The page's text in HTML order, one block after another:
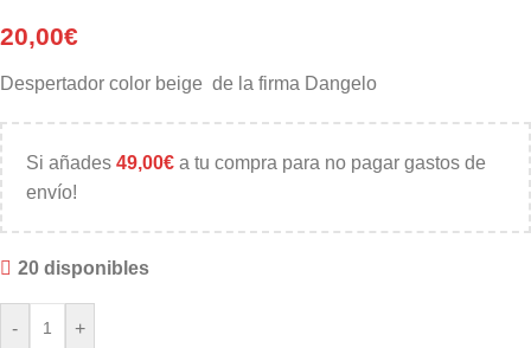
20,00€
Despertador color beige de la firma Dangelo
Si añades 49,00€ a tu compra para no pagar gastos de
envío!
20 disponibles
- +